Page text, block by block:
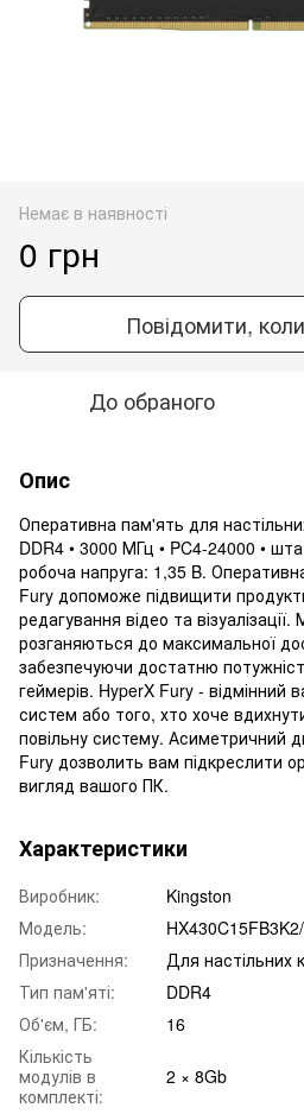
Немає в наявності
0 грн
Повідомити,
До обраного
Опис
Оперативна пам'ять для
DDR4 • 3000 МГц • PC4-24000 •
робоча напруга: 1,35 B.
Fury допоможе підвищити
редагування відео та візуалізації.
розганяються до максимальної
забезпечуючи достатню
геймерів. HyperX Fury - відмінний
систем або того, хто хоче
повільну систему. Асиметричний
Fury дозволить вам підкреслити
вигляд вашого ПК.
Характеристики
Виробник:
Kingston
Модель:
Призначення:
Для настільних
Тип пам'яті:
DDR4
Об'єм, ГБ:
16
Кількість
модулів в
комплекті:
2 × 8Gb